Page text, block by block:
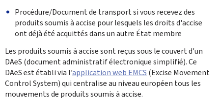
Procédure/Document de transport si vous recevez des
produits soumis à accise pour lesquels les droits d'accise
ont déjà été acquittés dans un autre État membre
Les produits soumis à accise sont reçus sous le couvert d'un
DAeS (document administratif électronique simplifié). Ce
DAeS est établi via l’application web EMCS (Excise Movement
Control System) qui centralise au niveau européen tous les
mouvements de produits soumis à accise.